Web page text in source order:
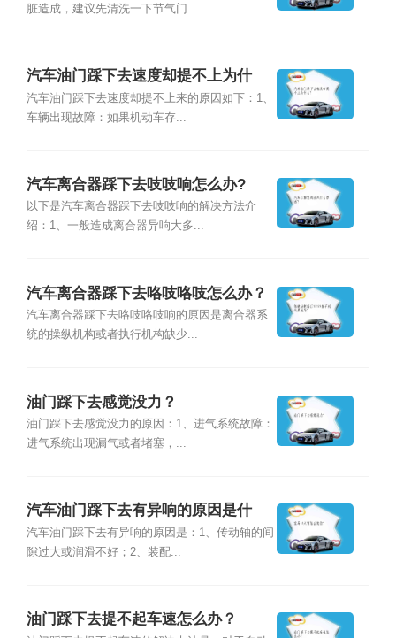
脏造成，建议先清洗一下节气门...
汽车油门踩下去速度却提不上为什
么？
汽车油门踩下去速度却提不上来的原因如下：1、
车辆出现故障：如果机动车存...
汽车离合器踩下去吱吱响怎么办?
以下是汽车离合器踩下去吱吱响的解决方法介
绍：1、一般造成离合器异响大多...
汽车离合器踩下去咯吱咯吱怎么办？
汽车离合器踩下去咯吱咯吱响的原因是离合器系
统的操纵机构或者执行机构缺少...
油门踩下去感觉没力？
油门踩下去感觉没力的原因：1、进气系统故障：
进气系统出现漏气或者堵塞，...
汽车油门踩下去有异响的原因是什
么？
汽车油门踩下去有异响的原因是：1、传动轴的间
隙过大或润滑不好；2、装配...
油门踩下去提不起车速怎么办？